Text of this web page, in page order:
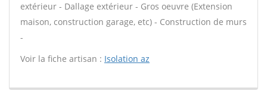
extérieur - Dallage extérieur - Gros oeuvre (Extension
maison, construction garage, etc) - Construction de murs
-
Voir la fiche artisan : Isolation az